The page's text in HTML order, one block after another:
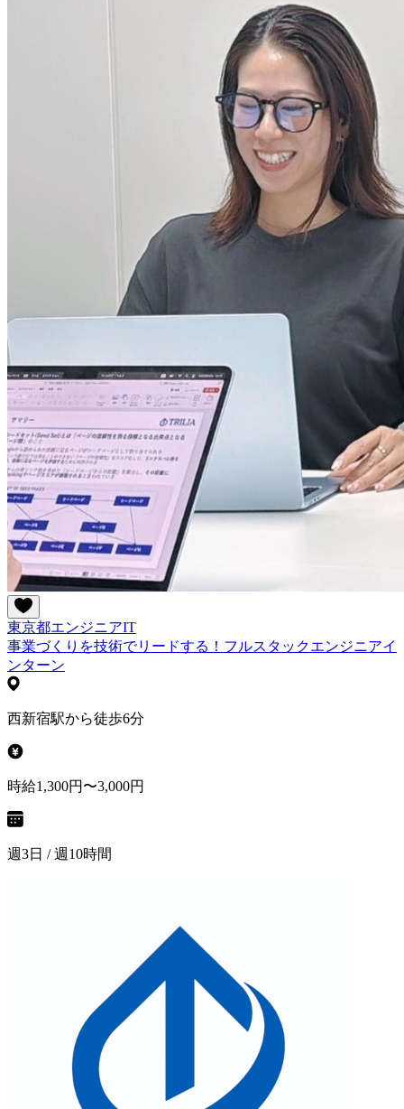
東京都エンジニアIT
事業づくりを技術でリードする！フルスタックエンジニアイ
ンターン
西新宿駅から徒歩6分
時給1,300円〜3,000円
週3日 / 週10時間